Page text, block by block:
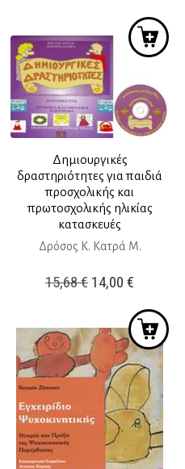
Δημιουργικές
δραστηριότητες για παιδιά
προσχολικής και
πρωτοσχολικής ηλικίας
κατασκευές
Δρόσος Κ. Κατρά Μ.
15,68€ Original
was:
15,68 €.
14,00€
τιμή
είναι:
14,00 €.